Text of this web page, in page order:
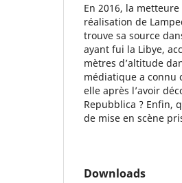
En 2016, la
réalisation de
trouve sa source
ayant fui la Libye,
mètres d’altitude
médiatique a connu
elle après l’avoir
Repubblica ? Enfin,
de mise en scène
Downloads